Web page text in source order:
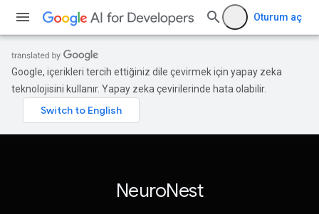
Oturum aç
Google, içerikleri tercih ettiğiniz dile çevirmek için yapay zeka
teknolojisini kullanır. Yapay zeka çevirilerinde hata olabilir.
NeuroNest